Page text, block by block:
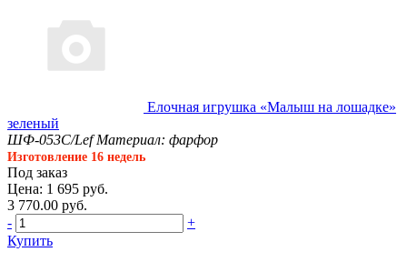
Елочная игрушка «Малыш на лошадке»
зеленый
ШФ-053С/Lef Материал: фарфор
Изготовление 16 недель
Под заказ
Цена: 1 695 руб.
3 770.00 руб.
-
+
Купить